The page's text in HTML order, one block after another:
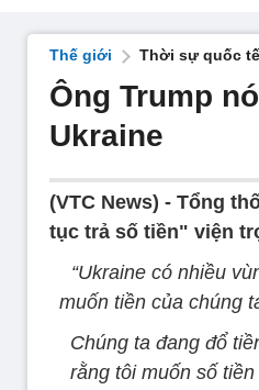
Thế giới Thời sự quốc tế
Ông Trump
Ukraine
(VTC News) - Tổng
tục trả số tiền" viện
“Ukraine có nhiều
muốn tiền của chúng
Chúng ta đang đổ
rằng tôi muốn số